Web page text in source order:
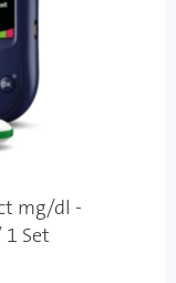
mg/dl -
Set